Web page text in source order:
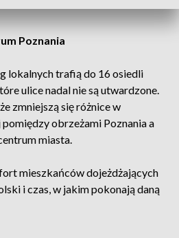
Poznania
lokalnych trafią do 16 osiedli
ulice nadal nie są utwardzone.
zmniejszą się różnice w
obrzeżami Poznania a
miasta.
mieszkańców dojeżdżających
i czas, w jakim pokonają daną